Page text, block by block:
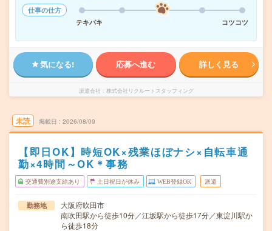
仕事の仕方
テキパキ
コツコツ
気になる! 応募へ進む 詳しく見る
派遣会社 株式会社リクルートスタッフィング
未読 掲載日 2026/08/09
【即日OK】時短OK×残業ほぼナシ×自転車通
勤×4時間～OK＊事務
交通費別途支給あり 土日祝日が休み WEB登録OK 派遣
勤務地
大阪府吹田市
南吹田駅から徒歩10分／江坂駅から徒歩17分／東淀川駅か
ら徒歩18分